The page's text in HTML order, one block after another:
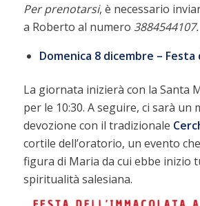
Per prenotarsi, è necessario
a Roberto al numero 3884544107.
Domenica 8 dicembre – Festa
La giornata inizierà con la Santa
per le 10:30. A seguire, ci sarà un
devozione con il tradizionale
cortile dell’oratorio, un evento
figura di Maria da cui ebbe inizio
spiritualità salesiana.